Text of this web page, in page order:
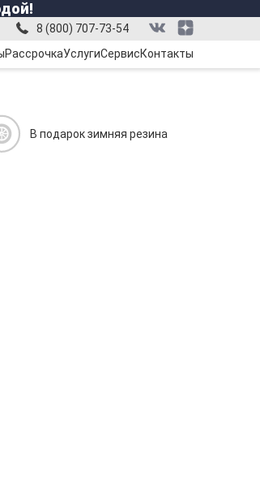
8 (800) 707-73-54
РассрочкаУслугиСервисКонтакты
В подарок зимняя резина